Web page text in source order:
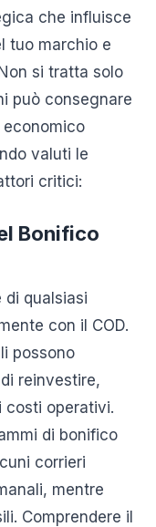
che influisce
tuo marchio e
si tratta solo
può consegnare
valuti le
critici:
Bonifico
di qualsiasi
con il COD.
possono
reinvestire,
costi operativi.
di bonifico
corrieri
mentre
Comprendere il